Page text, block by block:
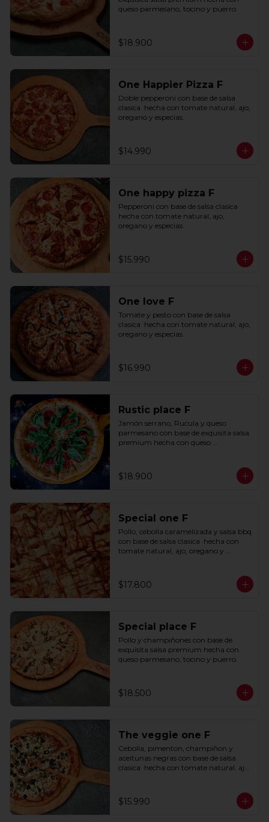
queso parmesano, tocino y puerro.
$18.900
One Happier Pizza F
Doble pepperoni con base de salsa
clasica  hecha con tomate natural, ajo,
oregano y especias.
$14.990
One happy pizza F
Pepperoni con base de salsa clasica
hecha con tomate natural, ajo,
oregano y especias.
$15.990
One love F
Tomate y pesto con base de salsa
clasica  hecha con tomate natural, ajo,
oregano y especias.
$16.990
Rustic place F
Jamón serrano, Rucula y queso
parmesano con base de exquisita salsa
premium hecha con queso
$18.900
Special one F
Pollo, cebolla caramelizada y salsa bbq
con base de salsa clasica  hecha con
tomate natural, ajo, oregano y
$17.800
Special place F
Pollo y champiñones con base de
exquisita salsa premium hecha con
queso parmesano, tocino y puerro.
$18.500
The veggie one F
Cebolla, pimenton, champiñon y
aceitunas negras con base de salsa
clasica  hecha con tomate natural, ajo,
$15.990